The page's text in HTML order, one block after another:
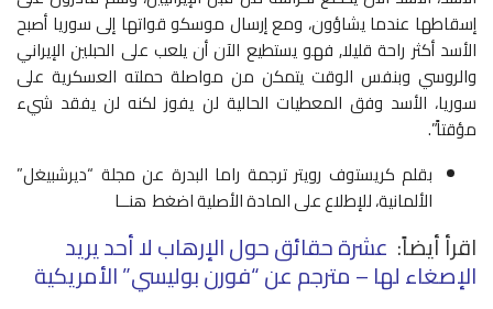
إسقاطها عندما يشاؤون، ومع إرسال موسكو قواتها إلى سوريا أصبح
الأسد أكثر راحة قليلا, فهو يستطيع الآن أن يلعب على الحبلين الإيراني
والروسي وبنفس الوقت يتمكن من مواصلة حملته العسكرية على
سوريا، الأسد وفق المعطيات الحالية لن يفوز لكنه لن يفقد شيء
مؤقتاً”.
بقلم كريستوف رويتر ترجمة راما البدرة عن مجلة “ديرشبيغل”
الألمانية، للإطلاع على المادة الأصلية اضغط هنــا
اقرأ أيضاً: عشرة حقائق حول الإرهاب لا أحد يريد
الإصغاء لها – مترجم عن “فورن بوليسي” الأمريكية